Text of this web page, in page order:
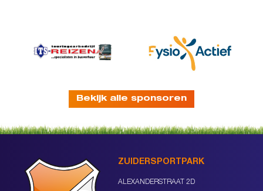
Bekijk alle sponsoren
ZUIDERSPORTPARK
ALEXANDERSTRAAT 2D